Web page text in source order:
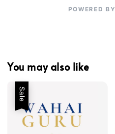
POWERED BY
You may also like
Sale